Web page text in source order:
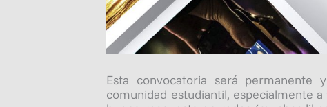
Esta convocatoria será
comunidad estudiantil, especialmente a